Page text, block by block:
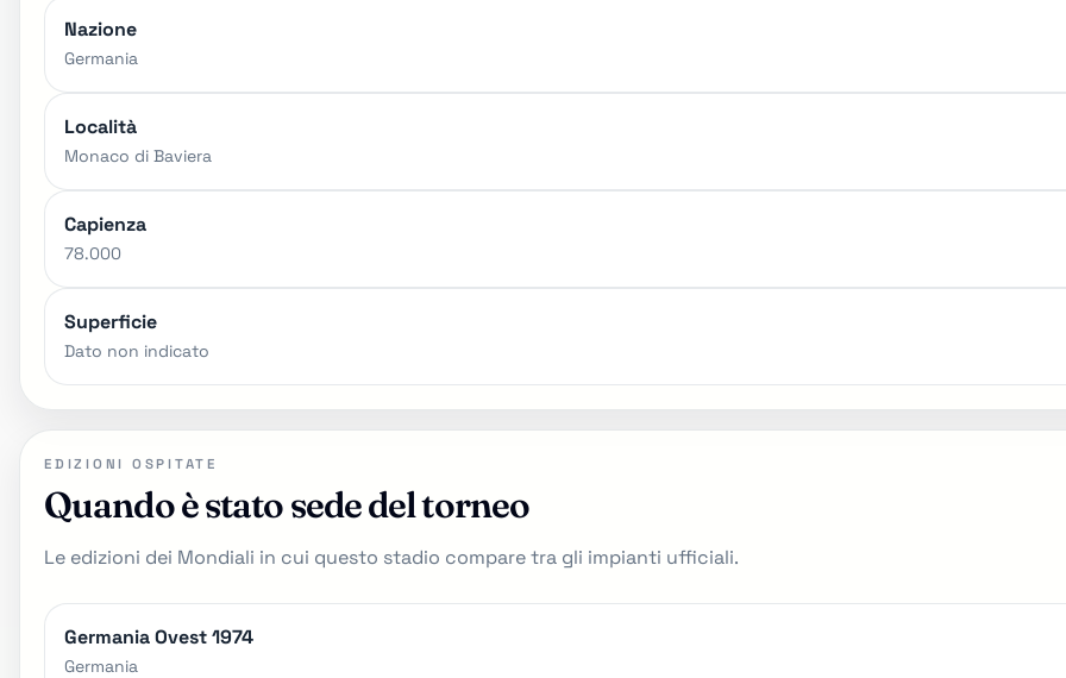
Nazione
Germania
Località
Monaco di Baviera
Capienza
78.000
Superficie
Dato non indicato
EDIZIONI OSPITATE
Quando è stato sede del torneo
Le edizioni dei Mondiali in cui questo stadio compare tra gli impianti ufficiali.
Germania Ovest 1974
Germania